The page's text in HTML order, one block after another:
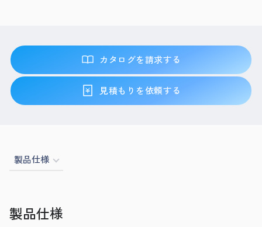
カタログを請求する
見積もりを依頼する
製品仕様
製品仕様